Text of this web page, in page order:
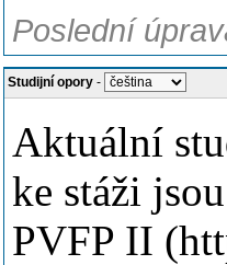
Poslední
Studijní opory -
Aktuální
ke stáži
PVFP II